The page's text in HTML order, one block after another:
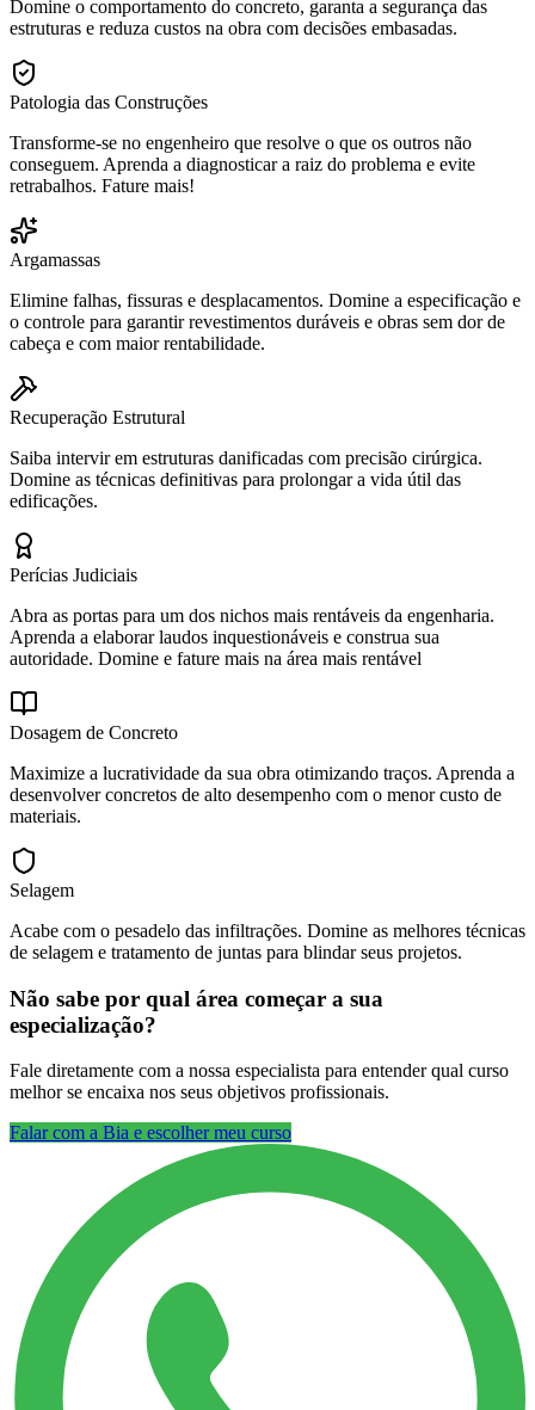
Domine o comportamento do concreto, garanta a segurança das
estruturas e reduza custos na obra com decisões embasadas.
Patologia das Construções
Transforme-se no engenheiro que resolve o que os outros não
conseguem. Aprenda a diagnosticar a raiz do problema e evite
retrabalhos. Fature mais!
Argamassas
Elimine falhas, fissuras e desplacamentos. Domine a especificação e
o controle para garantir revestimentos duráveis e obras sem dor de
cabeça e com maior rentabilidade.
Recuperação Estrutural
Saiba intervir em estruturas danificadas com precisão cirúrgica.
Domine as técnicas definitivas para prolongar a vida útil das
edificações.
Perícias Judiciais
Abra as portas para um dos nichos mais rentáveis da engenharia.
Aprenda a elaborar laudos inquestionáveis e construa sua
autoridade. Domine e fature mais na área mais rentável
Dosagem de Concreto
Maximize a lucratividade da sua obra otimizando traços. Aprenda a
desenvolver concretos de alto desempenho com o menor custo de
materiais.
Selagem
Acabe com o pesadelo das infiltrações. Domine as melhores técnicas
de selagem e tratamento de juntas para blindar seus projetos.
Não sabe por qual área começar a sua
especialização?
Fale diretamente com a nossa especialista para entender qual curso
melhor se encaixa nos seus objetivos profissionais.
Falar com a Bia e escolher meu curso